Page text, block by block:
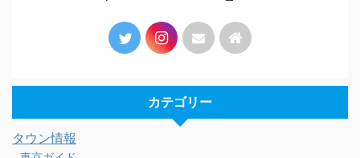
タムタム
外資系投資銀行勤務 / 会社経営 / 麻布十番在住 / アラ